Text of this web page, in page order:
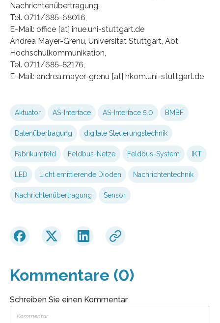
Nachrichtenübertragung,
Tel. 0711/685-68016,
E-Mail: office [at] inue.uni-stuttgart.de
Andrea Mayer-Grenu, Universität Stuttgart, Abt.
Hochschulkommunikation,
Tel. 0711/685-82176,
E-Mail: andrea.mayer-grenu [at] hkom.uni-stuttgart.de
Aktuator AS-Interface AS-Interface 5.0 BMBF
Datenübertragung digitale Steuerungstechnik
Fabrikumfeld Feldbus-Netze Feldbus-System IKT
LED Licht emittierende Dioden Nachrichtentechnik
Nachrichtenübertragung Sensor
Kommentare (0)
Schreiben Sie einen Kommentar